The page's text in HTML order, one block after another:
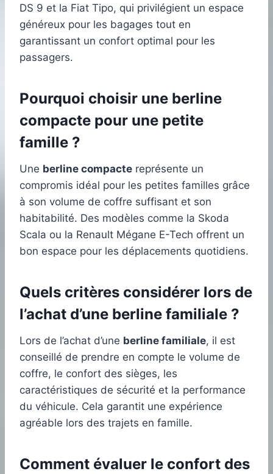
DS 9 et la Fiat Tipo, qui privilégient un espace
généreux pour les bagages tout en
garantissant un confort optimal pour les
passagers.
Pourquoi choisir une berline
compacte pour une petite
famille ?
Une berline compacte représente un
compromis idéal pour les petites familles grâce
à son volume de coffre suffisant et son
habitabilité. Des modèles comme la Skoda
Scala ou la Renault Mégane E-Tech offrent un
bon espace pour les déplacements quotidiens.
Quels critères considérer lors de
l’achat d’une berline familiale ?
Lors de l’achat d’une berline familiale, il est
conseillé de prendre en compte le volume de
coffre, le confort des sièges, les
caractéristiques de sécurité et la performance
du véhicule. Cela garantit une expérience
agréable lors des trajets en famille.
Comment évaluer le confort des